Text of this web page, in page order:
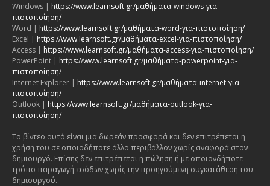
Windows | https://www.learnsoft.gr/μαθήματα-windows-για-
πιστοποίηση/
Word | https://www.learnsoft.gr/μαθήματα-word-για-πιστοποίηση/
Excel | https://www.learnsoft.gr/μαθήματα-excel-για-πιστοποίηση/
Access | https://www.learnsoft.gr/μαθήματα-access-για-πιστοποίηση/
PowerPoint | https://www.learnsoft.gr/μαθήματα-powerpoint-για-
πιστοποίηση/
Internet Explorer | https://www.learnsoft.gr/μαθήματα-internet-για-
πιστοποίηση/
Outlook | https://www.learnsoft.gr/μαθήματα-outlook-για-
πιστοποίηση/
Το βίντεο αυτό είναι μια δωρεάν προσφορά και δεν επιτρέπεται η
χρήση του σε οποιοδήποτε άλλο περιβάλλον χωρίς αναφορά στον
δημιουργό. Επίσης δεν επιτρέπεται η πώληση ή με οποιονδήποτε
τρόπο παραγωγή εσόδων χωρίς την προηγούμενη συγκατάθεση του
δημιουργού.